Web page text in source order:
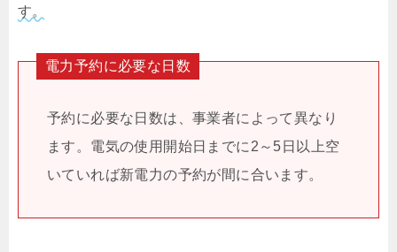
す。
電力予約に必要な日数
予約に必要な日数は、事業者によって異なり
ます。電気の使用開始日までに2～5日以上空
いていれば新電力の予約が間に合います。